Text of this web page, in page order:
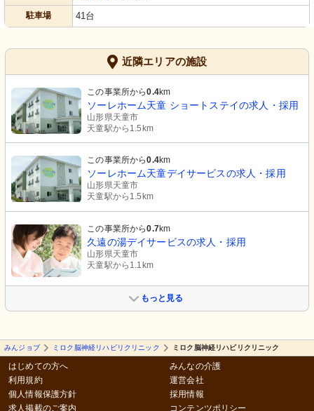
駐車場 41台
近隣エリアの施設
この事業所から0.4km
ソーレホーム天童 ショートステイの求人・採用
山形県天童市
天童駅から1.5km
この事業所から0.4km
ソーレホーム天童デイサービスの求人・採用
山形県天童市
天童駅から1.5km
この事業所から0.7km
久遠の湯デイサービスの求人・採用
山形県天童市
天童駅から1.1km
もっと見る
みんジョブ ミロク脳神経リハビリクリニック ミロク脳神経リハビリクリニック
はじめての方へ
利用規約
個人情報保護方針
求人掲載のご案内
みんなの介護
運営会社
採用情報
コンテンツポリシー